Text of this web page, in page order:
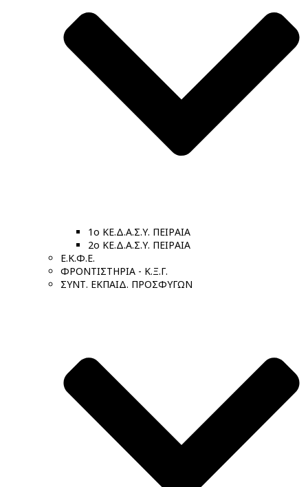
1ο ΚΕ.Δ.Α.Σ.Υ. ΠΕΙΡΑΙΑ
2ο ΚΕ.Δ.Α.Σ.Υ. ΠΕΙΡΑΙΑ
Ε.Κ.Φ.Ε.
ΦΡΟΝΤΙΣΤΗΡΙΑ - Κ.Ξ.Γ.
ΣΥΝΤ. ΕΚΠΑΙΔ. ΠΡΟΣΦΥΓΩΝ